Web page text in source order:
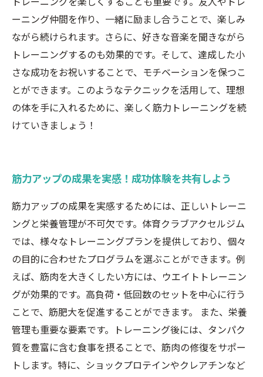
ーニング仲間を作り、一緒に励まし合うことで、楽しみ
ながら続けられます。さらに、好きな音楽を聞きながら
トレーニングするのも効果的です。そして、達成した小
さな成功をお祝いすることで、モチベーションを保つこ
とができます。このようなテクニックを活用して、理想
の体を手に入れるために、楽しく筋力トレーニングを続
けていきましょう！
筋力アップの成果を実感！成功体験を共有しよう
筋力アップの成果を実感するためには、正しいトレーニ
ングと栄養管理が不可欠です。体育クラブアクセルジム
では、様々なトレーニングプランを提供しており、個々
の目的に合わせたプログラムを選ぶことができます。例
えば、筋肉を大きくしたい方には、ウエイトトレーニン
グが効果的です。高負荷・低回数のセットを中心に行う
ことで、筋肥大を促進することができます。 また、栄養
管理も重要な要素です。トレーニング後には、タンパク
質を豊富に含む食事を摂ることで、筋肉の修復をサポー
トします。特に、ショックプロテインやクレアチンなど